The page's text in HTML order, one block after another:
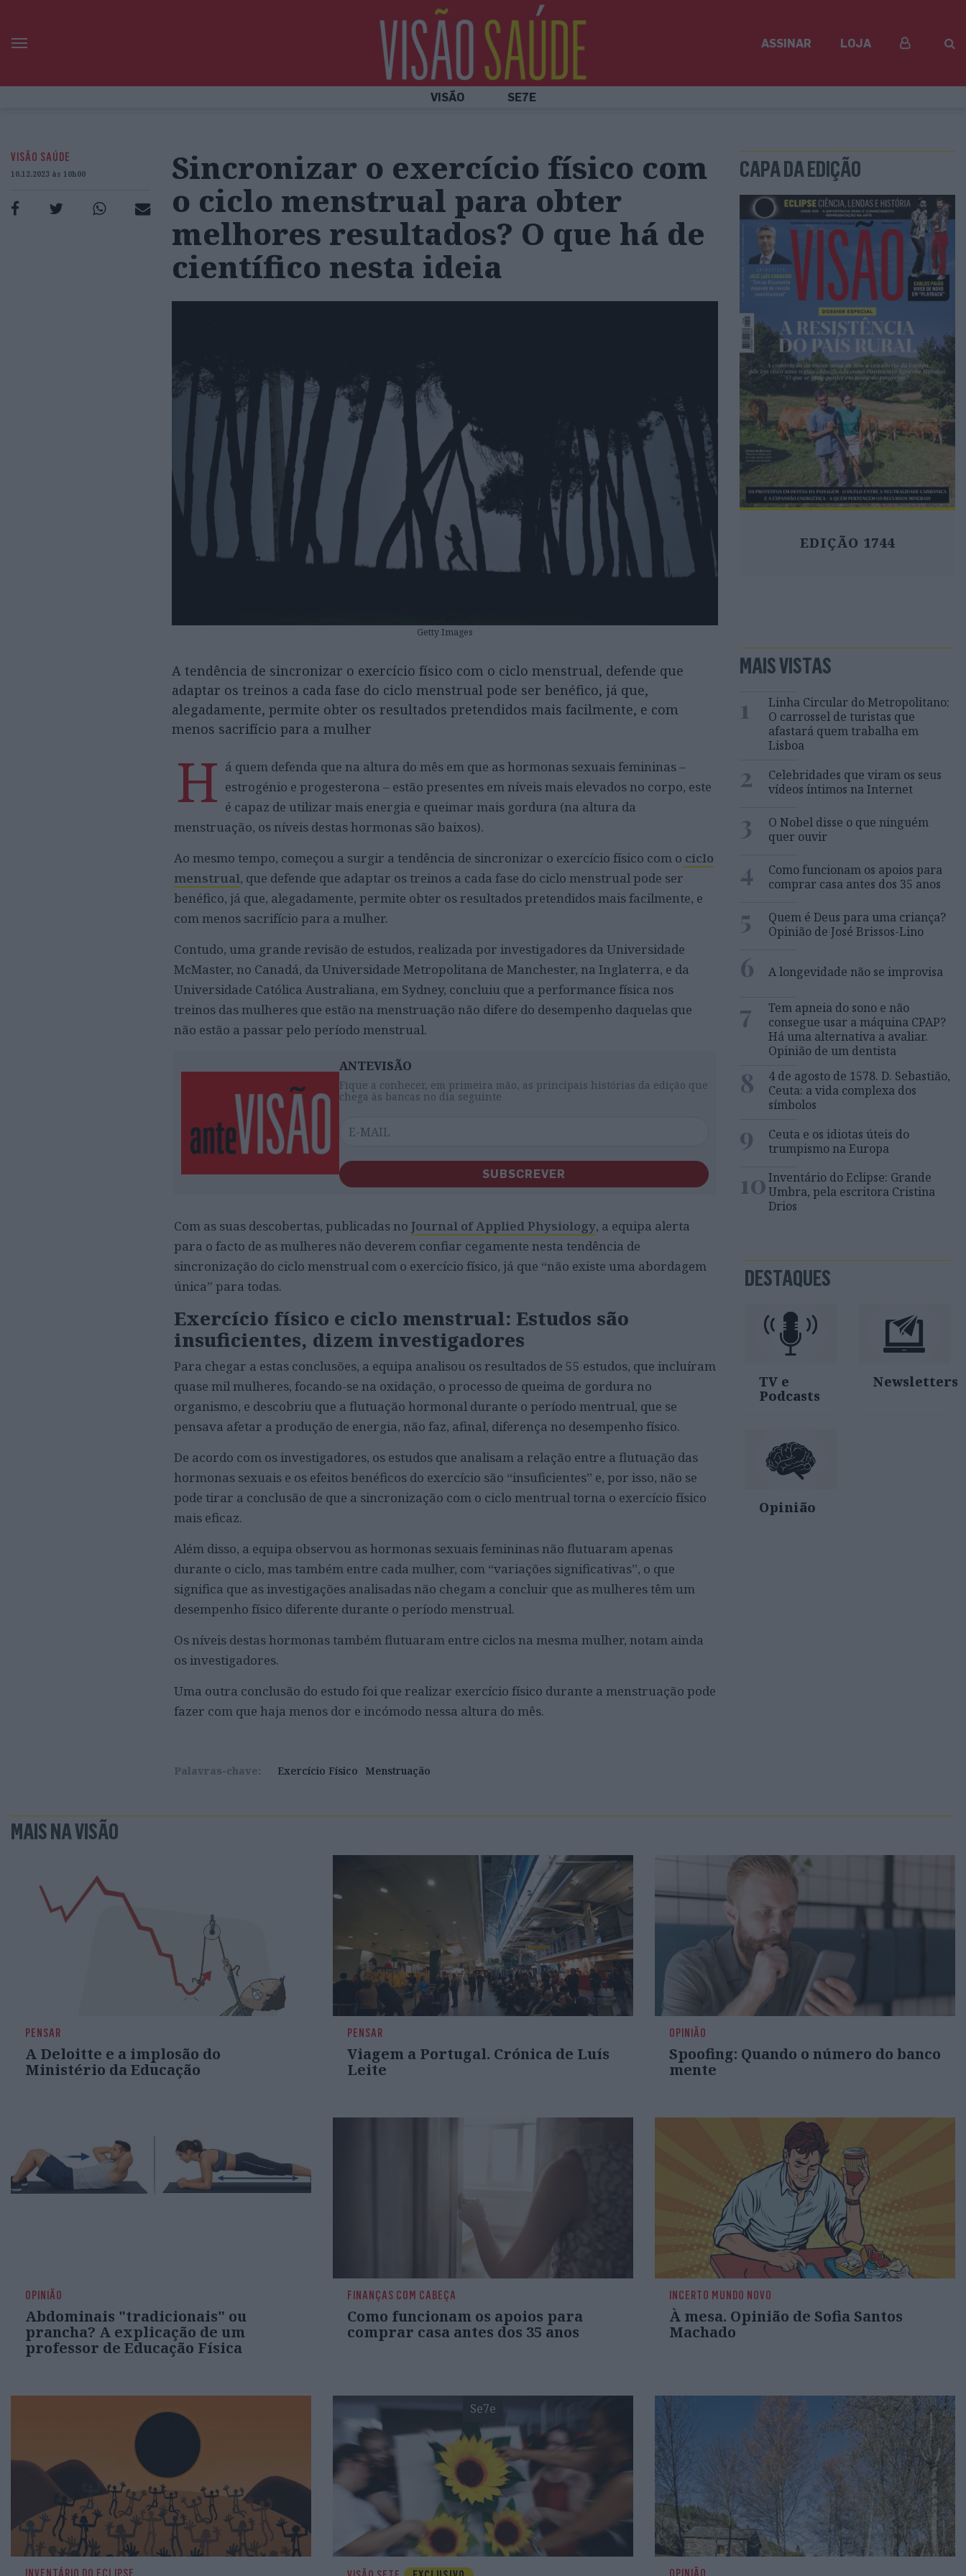
ASSINAR LOJA
VISÃO SE7E
VISÃO SAÚDE
10.12.2023 às 10h00
Sincronizar o exercício físico com
o ciclo menstrual para obter
melhores resultados? O que há de
científico nesta ideia
Getty Images
A tendência de sincronizar o exercício físico com o ciclo menstrual, defende que
adaptar os treinos a cada fase do ciclo menstrual pode ser benéfico, já que,
alegadamente, permite obter os resultados pretendidos mais facilmente, e com
menos sacrifício para a mulher
H á quem defenda que na altura do mês em que as hormonas sexuais femininas –
estrogénio e progesterona – estão presentes em níveis mais elevados no corpo, este
é capaz de utilizar mais energia e queimar mais gordura (na altura da
menstruação, os níveis destas hormonas são baixos).
Ao mesmo tempo, começou a surgir a tendência de sincronizar o exercício físico com o ciclo
menstrual, que defende que adaptar os treinos a cada fase do ciclo menstrual pode ser
benéfico, já que, alegadamente, permite obter os resultados pretendidos mais facilmente, e
com menos sacrifício para a mulher.
Contudo, uma grande revisão de estudos, realizada por investigadores da Universidade
McMaster, no Canadá, da Universidade Metropolitana de Manchester, na Inglaterra, e da
Universidade Católica Australiana, em Sydney, concluiu que a performance física nos
treinos das mulheres que estão na menstruação não difere do desempenho daquelas que
não estão a passar pelo período menstrual.
ANTEVISÃO
Fique a conhecer, em primeira mão, as principais histórias da edição que
chega às bancas no dia seguinte
SUBSCREVER
Com as suas descobertas, publicadas no Journal of Applied Physiology, a equipa alerta
para o facto de as mulheres não deverem confiar cegamente nesta tendência de
sincronização do ciclo menstrual com o exercício físico, já que “não existe uma abordagem
única” para todas.
Exercício físico e ciclo menstrual: Estudos são
insuficientes, dizem investigadores
Para chegar a estas conclusões, a equipa analisou os resultados de 55 estudos, que incluíram
quase mil mulheres, focando-se na oxidação, o processo de queima de gordura no
organismo, e descobriu que a flutuação hormonal durante o período mentrual, que se
pensava afetar a produção de energia, não faz, afinal, diferença no desempenho físico.
De acordo com os investigadores, os estudos que analisam a relação entre a flutuação das
hormonas sexuais e os efeitos benéficos do exercício são “insuficientes” e, por isso, não se
pode tirar a conclusão de que a sincronização com o ciclo mentrual torna o exercício físico
mais eficaz.
Além disso, a equipa observou as hormonas sexuais femininas não flutuaram apenas
durante o ciclo, mas também entre cada mulher, com “variações significativas”, o que
significa que as investigações analisadas não chegam a concluir que as mulheres têm um
desempenho físico diferente durante o período menstrual.
Os níveis destas hormonas também flutuaram entre ciclos na mesma mulher, notam ainda
os investigadores.
Uma outra conclusão do estudo foi que realizar exercício físico durante a menstruação pode
fazer com que haja menos dor e incómodo nessa altura do mês.
Palavras-chave: Exercício Físico Menstruação
CAPA DA EDIÇÃO
EDIÇÃO 1744
MAIS VISTAS
1
Linha Circular do Metropolitano:
O carrossel de turistas que
afastará quem trabalha em
Lisboa
2
Celebridades que viram os seus
vídeos íntimos na Internet
3
O Nobel disse o que ninguém
quer ouvir
4
Como funcionam os apoios para
comprar casa antes dos 35 anos
5
Quem é Deus para uma criança?
Opinião de José Brissos-Lino
6 A longevidade não se improvisa
7
Tem apneia do sono e não
consegue usar a máquina CPAP?
Há uma alternativa a avaliar.
Opinião de um dentista
8
4 de agosto de 1578. D. Sebastião,
Ceuta: a vida complexa dos
símbolos
9
Ceuta e os idiotas úteis do
trumpismo na Europa
10Inventário do Eclipse: Grande
Umbra, pela escritora Cristina
Drios
DESTAQUES
TV e
Podcasts
Newsletters
Opinião
MAIS NA VISÃO
PENSAR
A Deloitte e a implosão do
Ministério da Educação
PENSAR
Viagem a Portugal. Crónica de Luís
Leite
OPINIÃO
Spoofing: Quando o número do banco
mente
OPINIÃO
Abdominais "tradicionais" ou
prancha? A explicação de um
professor de Educação Física
FINANÇAS COM CABEÇA
Como funcionam os apoios para
comprar casa antes dos 35 anos
INCERTO MUNDO NOVO
À mesa. Opinião de Sofia Santos
Machado
Se7e